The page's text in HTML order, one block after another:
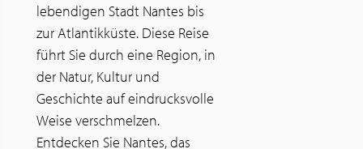
lebendigen Stadt Nantes bis
zur Atlantikküste. Diese Reise
führt Sie durch eine Region, in
der Natur, Kultur und
Geschichte auf eindrucksvolle
Weise verschmelzen.
Entdecken Sie Nantes, das